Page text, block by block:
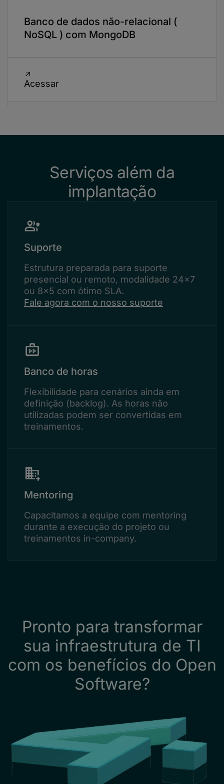
Banco de dados não-relacional (
NoSQL ) com MongoDB
Acessar
Serviços além da
implantação
Suporte
Estrutura preparada para suporte
presencial ou remoto, modalidade 24x7
ou 8x5 com ótimo SLA.
Fale agora com o nosso suporte
Banco de horas
Flexibilidade para cenários ainda em
definição (backlog). As horas não
utilizadas podem ser convertidas em
treinamentos.
Mentoring
Capacitamos a equipe com mentoring
durante a execução do projeto ou
treinamentos in-company.
Pronto para transformar
sua infraestrutura de TI
com os benefícios do Open
Software?